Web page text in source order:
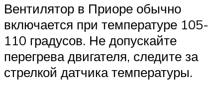
Вентилятор в Приоре обычно
включается при температуре 105-
110 градусов. Не допускайте
перегрева двигателя, следите за
стрелкой датчика температуры.